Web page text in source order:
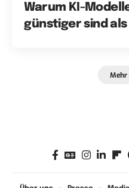
Warum KI-
günstiger sind als
Mehr